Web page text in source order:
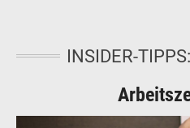
INSIDER-